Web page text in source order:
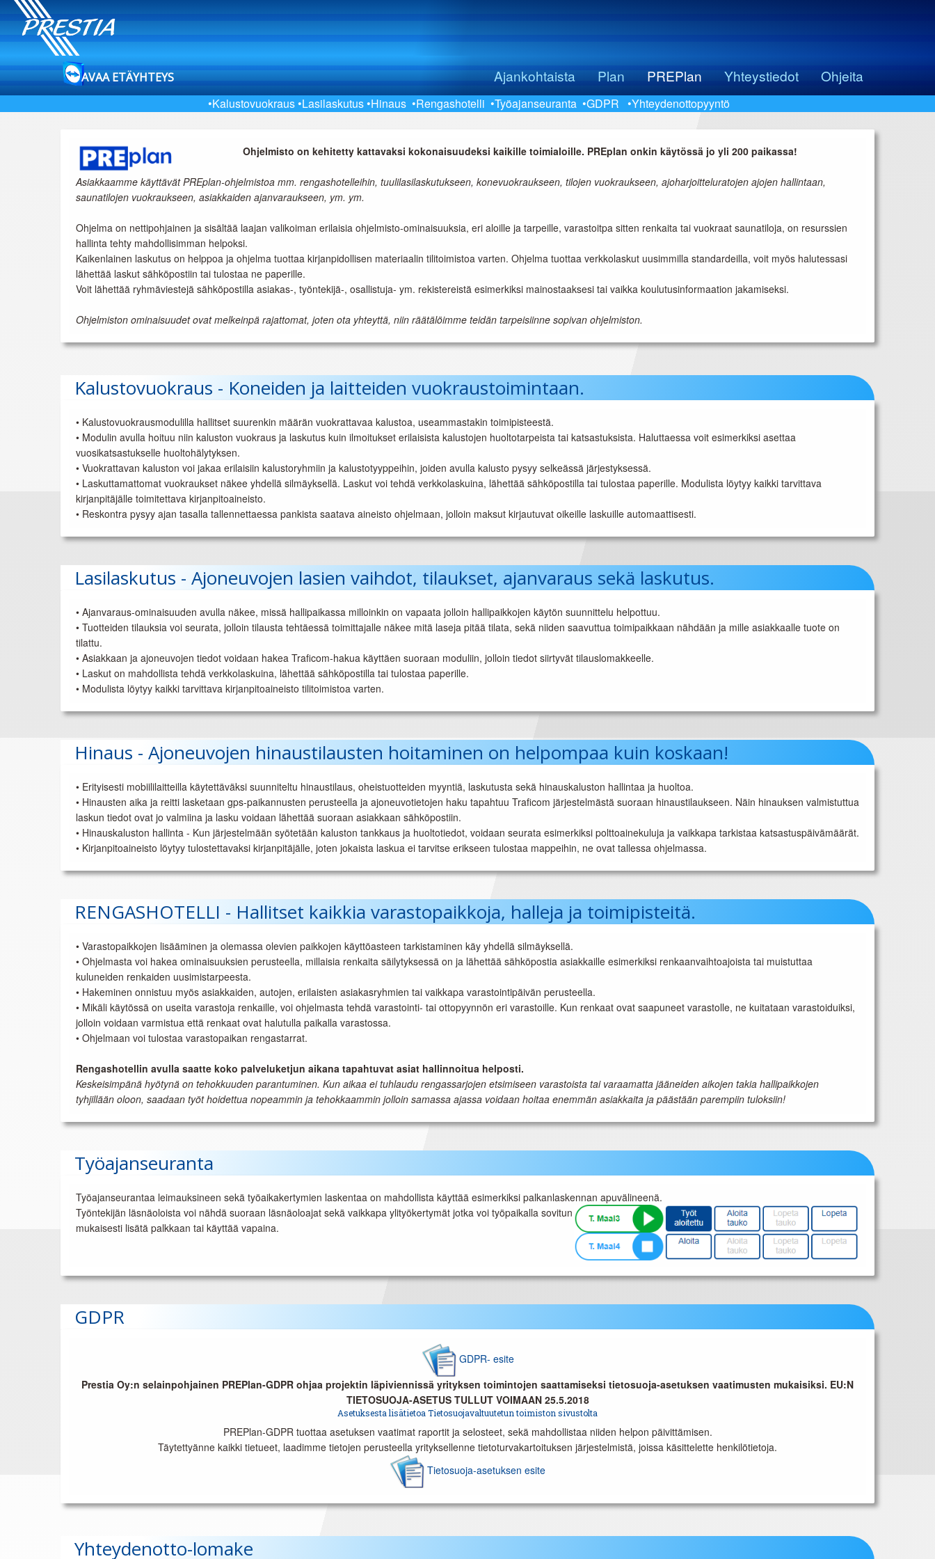
AVAA ETÄYHTEYS Ajankohtaista Plan PREPlan Yhteystiedot Ohjeita
•Kalustovuokraus •Lasilaskutus •Hinaus •Rengashotelli •Työajanseuranta •GDPR •Yhteydenottopyyntö
Ohjelmisto on kehitetty kattavaksi kokonaisuudeksi kaikille toimialoille. PREplan onkin käytössä jo yli 200 paikassa!
Asiakkaamme käyttävät PREplan-ohjelmistoa mm. rengashotelleihin, tuulilasilaskutukseen, konevuokraukseen, tilojen vuokraukseen, ajoharjoitteluratojen ajojen hallintaan,
saunatilojen vuokraukseen, asiakkaiden ajanvaraukseen, ym. ym.
Ohjelma on nettipohjainen ja sisältää laajan valikoiman erilaisia ohjelmisto-ominaisuuksia, eri aloille ja tarpeille, varastoitpa sitten renkaita tai vuokraat saunatiloja, on resurssien
hallinta tehty mahdollisimman helpoksi.
Kaikenlainen laskutus on helppoa ja ohjelma tuottaa kirjanpidollisen materiaalin tilitoimistoa varten. Ohjelma tuottaa verkkolaskut uusimmilla standardeilla, voit myös halutessasi
lähettää laskut sähköpostiin tai tulostaa ne paperille.
Voit lähettää ryhmäviestejä sähköpostilla asiakas-, työntekijä-, osallistuja- ym. rekistereistä esimerkiksi mainostaaksesi tai vaikka koulutusinformaation jakamiseksi.
Ohjelmiston ominaisuudet ovat melkeinpä rajattomat, joten ota yhteyttä, niin räätälöimme teidän tarpeisiinne sopivan ohjelmiston.
Kalustovuokraus - Koneiden ja laitteiden vuokraustoimintaan.
• Kalustovuokrausmodulilla hallitset suurenkin määrän vuokrattavaa kalustoa, useammastakin toimipisteestä.
• Modulin avulla hoituu niin kaluston vuokraus ja laskutus kuin ilmoitukset erilaisista kalustojen huoltotarpeista tai katsastuksista. Haluttaessa voit esimerkiksi asettaa
vuosikatsastukselle huoltohälytyksen.
• Vuokrattavan kaluston voi jakaa erilaisiin kalustoryhmiin ja kalustotyyppeihin, joiden avulla kalusto pysyy selkeässä järjestyksessä.
• Laskuttamattomat vuokraukset näkee yhdellä silmäyksellä. Laskut voi tehdä verkkolaskuina, lähettää sähköpostilla tai tulostaa paperille. Modulista löytyy kaikki tarvittava
kirjanpitäjälle toimitettava kirjanpitoaineisto.
• Reskontra pysyy ajan tasalla tallennettaessa pankista saatava aineisto ohjelmaan, jolloin maksut kirjautuvat oikeille laskuille automaattisesti.
Lasilaskutus - Ajoneuvojen lasien vaihdot, tilaukset, ajanvaraus sekä laskutus.
• Ajanvaraus-ominaisuuden avulla näkee, missä hallipaikassa milloinkin on vapaata jolloin hallipaikkojen käytön suunnittelu helpottuu.
• Tuotteiden tilauksia voi seurata, jolloin tilausta tehtäessä toimittajalle näkee mitä laseja pitää tilata, sekä niiden saavuttua toimipaikkaan nähdään ja mille asiakkaalle tuote on
tilattu.
• Asiakkaan ja ajoneuvojen tiedot voidaan hakea Traficom-hakua käyttäen suoraan moduliin, jolloin tiedot siirtyvät tilauslomakkeelle.
• Laskut on mahdollista tehdä verkkolaskuina, lähettää sähköpostilla tai tulostaa paperille.
• Modulista löytyy kaikki tarvittava kirjanpitoaineisto tilitoimistoa varten.
Hinaus - Ajoneuvojen hinaustilausten hoitaminen on helpompaa kuin koskaan!
• Erityisesti mobiililaitteilla käytettäväksi suunniteltu hinaustilaus, oheistuotteiden myyntiä, laskutusta sekä hinauskaluston hallintaa ja huoltoa.
• Hinausten aika ja reitti lasketaan gps-paikannusten perusteella ja ajoneuvotietojen haku tapahtuu Traficom järjestelmästä suoraan hinaustilaukseen. Näin hinauksen valmistuttua
laskun tiedot ovat jo valmiina ja lasku voidaan lähettää suoraan asiakkaan sähköpostiin.
• Hinauskaluston hallinta - Kun järjestelmään syötetään kaluston tankkaus ja huoltotiedot, voidaan seurata esimerkiksi polttoainekuluja ja vaikkapa tarkistaa katsastuspäivämäärät.
• Kirjanpitoaineisto löytyy tulostettavaksi kirjanpitäjälle, joten jokaista laskua ei tarvitse erikseen tulostaa mappeihin, ne ovat tallessa ohjelmassa.
RENGASHOTELLI - Hallitset kaikkia varastopaikkoja, halleja ja toimipisteitä.
• Varastopaikkojen lisääminen ja olemassa olevien paikkojen käyttöasteen tarkistaminen käy yhdellä silmäyksellä.
• Ohjelmasta voi hakea ominaisuuksien perusteella, millaisia renkaita säilytyksessä on ja lähettää sähköpostia asiakkaille esimerkiksi renkaanvaihtoajoista tai muistuttaa
kuluneiden renkaiden uusimistarpeesta.
• Hakeminen onnistuu myös asiakkaiden, autojen, erilaisten asiakasryhmien tai vaikkapa varastointipäivän perusteella.
• Mikäli käytössä on useita varastoja renkaille, voi ohjelmasta tehdä varastointi- tai ottopyynnön eri varastoille. Kun renkaat ovat saapuneet varastolle, ne kuitataan varastoiduiksi,
jolloin voidaan varmistua että renkaat ovat halutulla paikalla varastossa.
• Ohjelmaan voi tulostaa varastopaikan rengastarrat.
Rengashotellin avulla saatte koko palveluketjun aikana tapahtuvat asiat hallinnoitua helposti.
Keskeisimpänä hyötynä on tehokkuuden parantuminen. Kun aikaa ei tuhlaudu rengassarjojen etsimiseen varastoista tai varaamatta jääneiden aikojen takia hallipaikkojen
tyhjillään oloon, saadaan työt hoidettua nopeammin ja tehokkaammin jolloin samassa ajassa voidaan hoitaa enemmän asiakkaita ja päästään parempiin tuloksiin!
Työajanseuranta
Työajanseurantaa leimauksineen sekä työaikakertymien laskentaa on mahdollista käyttää esimerkiksi palkanlaskennan apuvälineenä.
Työntekijän läsnäoloista voi nähdä suoraan läsnäoloajat sekä vaikkapa ylityökertymät jotka voi työpaikalla sovitun
mukaisesti lisätä palkkaan tai käyttää vapaina.
GDPR
GDPR- esite
Prestia Oy:n selainpohjainen PREPlan-GDPR ohjaa projektin läpiviennissä yrityksen toimintojen saattamiseksi tietosuoja-asetuksen vaatimusten mukaisiksi. EU:N
TIETOSUOJA-ASETUS TULLUT VOIMAAN 25.5.2018
Asetuksesta lisätietoa Tietosuojavaltuutetun toimiston sivustolta
PREPlan-GDPR tuottaa asetuksen vaatimat raportit ja selosteet, sekä mahdollistaa niiden helpon päivittämisen.
Täytettyänne kaikki tietueet, laadimme tietojen perusteella yrityksellenne tietoturvakartoituksen järjestelmistä, joissa käsittelette henkilötietoja.
Tietosuoja-asetuksen esite
Yhteydenotto-lomake